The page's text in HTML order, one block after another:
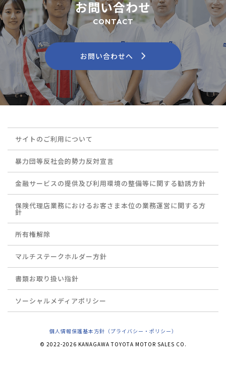
お問い合わせ
CONTACT
お問い合わせへ
サイトのご利用について
暴力団等反社会的勢力反対宣言
金融サービスの提供及び利用環境の整備等に関する勧誘方針
保険代理店業務におけるお客さま本位の業務運営に関する方
針
所有権解除
マルチステークホルダー方針
書類お取り扱い指針
ソーシャルメディアポリシー
個人情報保護基本方針（プライバシー・ポリシー）
© 2022-2026 KANAGAWA TOYOTA MOTOR SALES CO.